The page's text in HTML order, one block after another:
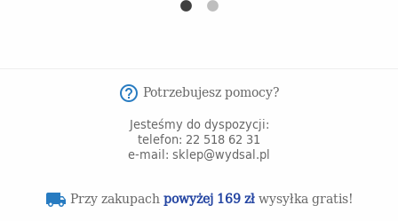
help_outline Potrzebujesz pomocy?
Jesteśmy do dyspozycji:
telefon: 22 518 62 31
e-mail: sklep@wydsal.pl
local_shipping Przy zakupachpowyżej 169 złwysyłka gratis!